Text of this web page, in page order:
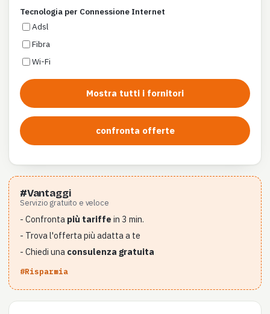
Tecnologia per Connessione Internet
Adsl
Fibra
Wi-Fi
Mostra tutti i fornitori
confronta offerte
#Vantaggi
Servizio gratuito e veloce
- Confronta più tariffe in 3 min.
- Trova l'offerta più adatta a te
- Chiedi una consulenza gratuita
#Risparmia